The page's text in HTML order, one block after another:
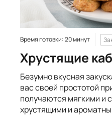
Время готовки: 20 минут
Хрустящие
Безумно вкусная
вас своей простотой
получаются мягкими и
хрустящими и